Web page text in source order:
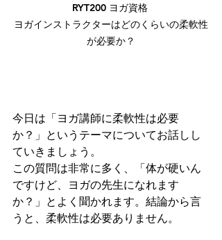
RYT200 ヨガ資格
ヨガインストラクターはどのくらいの柔軟性
が必要か？
今日は「ヨガ講師に柔軟性は必要
か？」というテーマについてお話しし
ていきましょう。
この質問は非常に多く、「体が硬いん
ですけど、ヨガの先生になれます
か？」とよく聞かれます。結論から言
うと、柔軟性は必要ありません。